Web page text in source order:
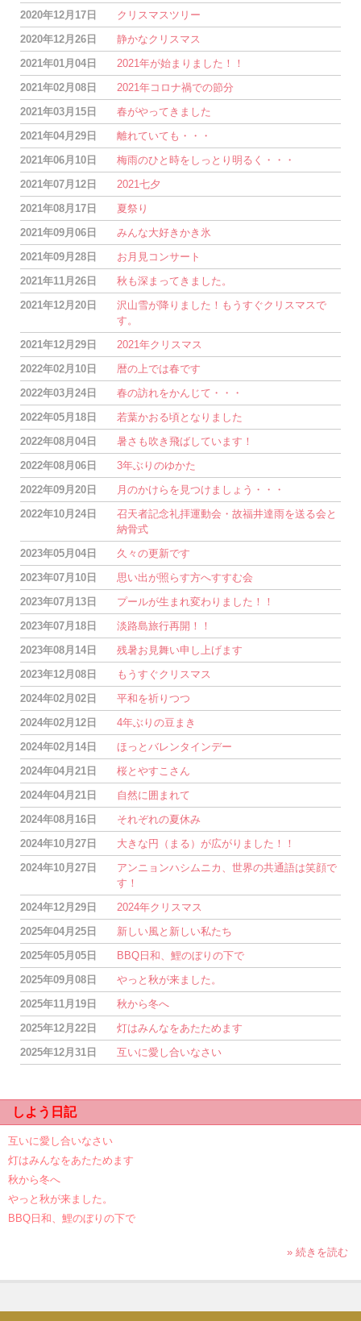
2020年12月17日
クリスマスツリー
2020年12月26日
静かなクリスマス
2021年01月04日
2021年が始まりました！！
2021年02月08日
2021年コロナ禍での節分
2021年03月15日
春がやってきました
2021年04月29日
離れていても・・・
2021年06月10日
梅雨のひと時をしっとり明るく・・・
2021年07月12日
2021七夕
2021年08月17日
夏祭り
2021年09月06日
みんな大好きかき氷
2021年09月28日
お月見コンサート
2021年11月26日
秋も深まってきました。
2021年12月20日
沢山雪が降りました！もうすぐクリスマスで
す。
2021年12月29日
2021年クリスマス
2022年02月10日
暦の上では春です
2022年03月24日
春の訪れをかんじて・・・
2022年05月18日
若葉かおる頃となりました
2022年08月04日
暑さも吹き飛ばしています！
2022年08月06日
3年ぶりのゆかた
2022年09月20日
月のかけらを見つけましょう・・・
2022年10月24日
召天者記念礼拝運動会・故福井達雨を送る会と
納骨式
2023年05月04日
久々の更新です
2023年07月10日
思い出が照らす方へすすむ会
2023年07月13日
プールが生まれ変わりました！！
2023年07月18日
淡路島旅行再開！！
2023年08月14日
残暑お見舞い申し上げます
2023年12月08日
もうすぐクリスマス
2024年02月02日
平和を祈りつつ
2024年02月12日
4年ぶりの豆まき
2024年02月14日
ほっとバレンタインデー
2024年04月21日
桜とやすこさん
2024年04月21日
自然に囲まれて
2024年08月16日
それぞれの夏休み
2024年10月27日
大きな円（まる）が広がりました！！
2024年10月27日
アンニョンハシムニカ、世界の共通語は笑顔で
す！
2024年12月29日
2024年クリスマス
2025年04月25日
新しい風と新しい私たち
2025年05月05日
BBQ日和、鯉のぼりの下で
2025年09月08日
やっと秋が来ました。
2025年11月19日
秋から冬へ
2025年12月22日
灯はみんなをあたためます
2025年12月31日
互いに愛し合いなさい
しよう日記
互いに愛し合いなさい
灯はみんなをあたためます
秋から冬へ
やっと秋が来ました。
BBQ日和、鯉のぼりの下で
» 続きを読む